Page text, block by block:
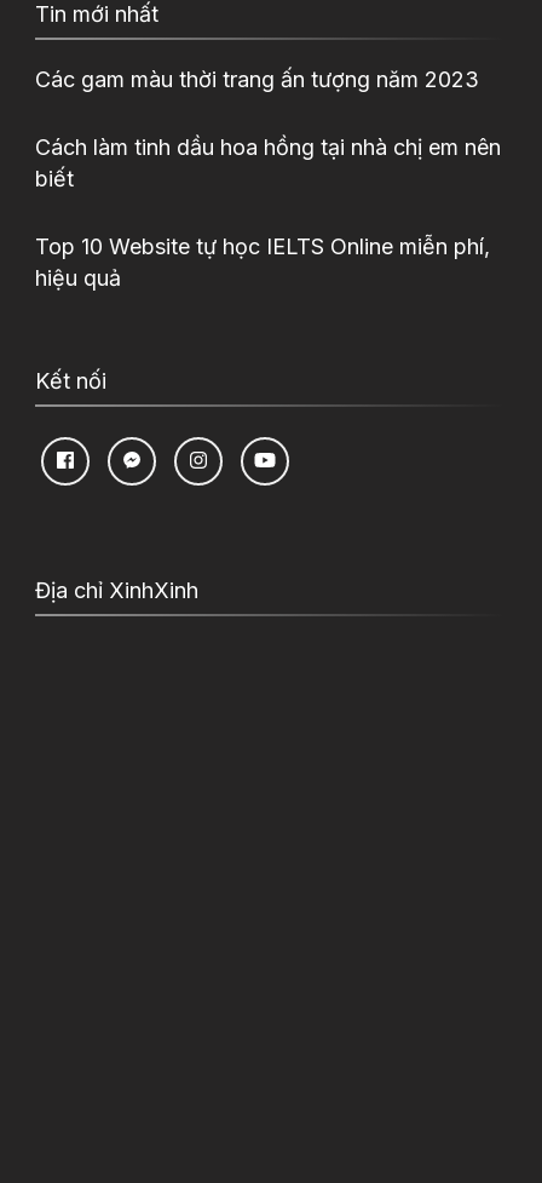
Tin mới nhất
Các gam màu thời trang ấn tượng năm 2023
Cách làm tinh dầu hoa hồng tại nhà chị em nên
biết
Top 10 Website tự học IELTS Online miễn phí,
hiệu quả
Kết nối
Địa chỉ XinhXinh